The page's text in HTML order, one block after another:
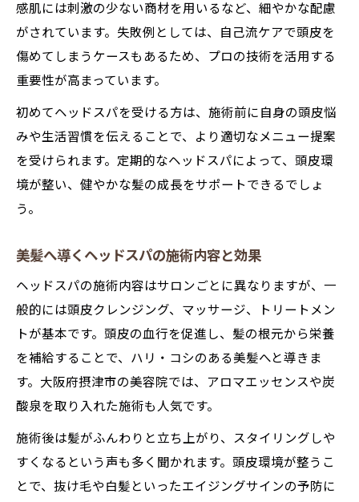
ヘッドスパ選びで注目したい美容院の特徴
摂津市で通いやすいヘッドスパの見つけ方
ヘッドスパの口コミや評判をチェックする
方法
自分の悩みに合うヘッドスパ相談のポイン
ト
ヘッドスパと他メニューの組み合わせ活用
術
ヘッドスパでリフレッシュする時間の作り
忙しい女性にも嬉しいヘッドスパの魅力
ヘッドスパでストレスケアと美容を両立
ヘッドスパ体験後のホームケアポイント
感肌には刺激の少ない商材を用いるなど、細やかな配慮
がされています。失敗例としては、自己流ケアで頭皮を
傷めてしまうケースもあるため、プロの技術を活用する
重要性が高まっています。
初めてヘッドスパを受ける方は、施術前に自身の頭皮悩
みや生活習慣を伝えることで、より適切なメニュー提案
を受けられます。定期的なヘッドスパによって、頭皮環
境が整い、健やかな髪の成長をサポートできるでしょ
う。
美髪へ導くヘッドスパの施術内容と効果
ヘッドスパの施術内容はサロンごとに異なりますが、一
般的には頭皮クレンジング、マッサージ、トリートメン
トが基本です。頭皮の血行を促進し、髪の根元から栄養
を補給することで、ハリ・コシのある美髪へと導きま
す。大阪府摂津市の美容院では、アロマエッセンスや炭
酸泉を取り入れた施術も人気です。
施術後は髪がふんわりと立ち上がり、スタイリングしや
すくなるという声も多く聞かれます。頭皮環境が整うこ
とで、抜け毛や白髪といったエイジングサインの予防に